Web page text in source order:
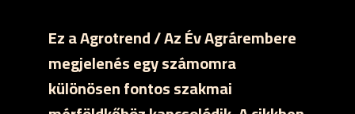
Ez a Agrotrend / Az Év Agrárembere
megjelenés egy számomra
különösen fontos szakmai